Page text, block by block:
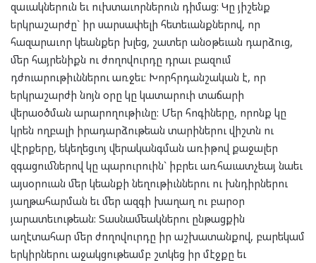
զաւակներուն եւ ուխտաւորներուն դիմաց: Կը յիշենք
երկրաշարժը` իր սարսափելի հետեւանքներով, որ
հազարաւոր կեանքեր խլեց, շատեր անօթեւան դարձուց,
մեր հայրենիքն ու ժողովուրդը դրաւ բազում
դժուարութիւններու առջեւ: Խորհրդանշական է, որ
երկրաշարժի նոյն օրը կը կատարուի տաճարի
վերաօծման արարողութիւնը: Մեր հոգիները, որոնք կը
կրեն ողբալի իրադարձութեան տարիներու վիշտն ու
վէրքերը, եկեղեցւոյ վերականգման առիթով քաջալեր
զգացումներով կը պարուրուին` իբրեւ առհաւատչեայ նաեւ
այսօրուան մեր կեանքի նեղութիւններու ու խնդիրներու
յաղթահարման եւ մեր ազգի խաղաղ ու բարօր
յարատեւութեան: Տասնամեակներու ընթացքին
աղէտահար մեր ժողովուրդը իր աշխատանքով, բարեկամ
երկիրներու աջակցութեամբ շտկեց իր մէջքը եւ